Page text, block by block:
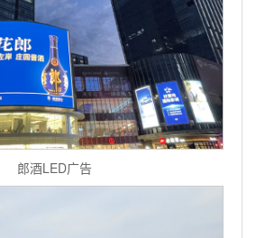
郎酒LED广告